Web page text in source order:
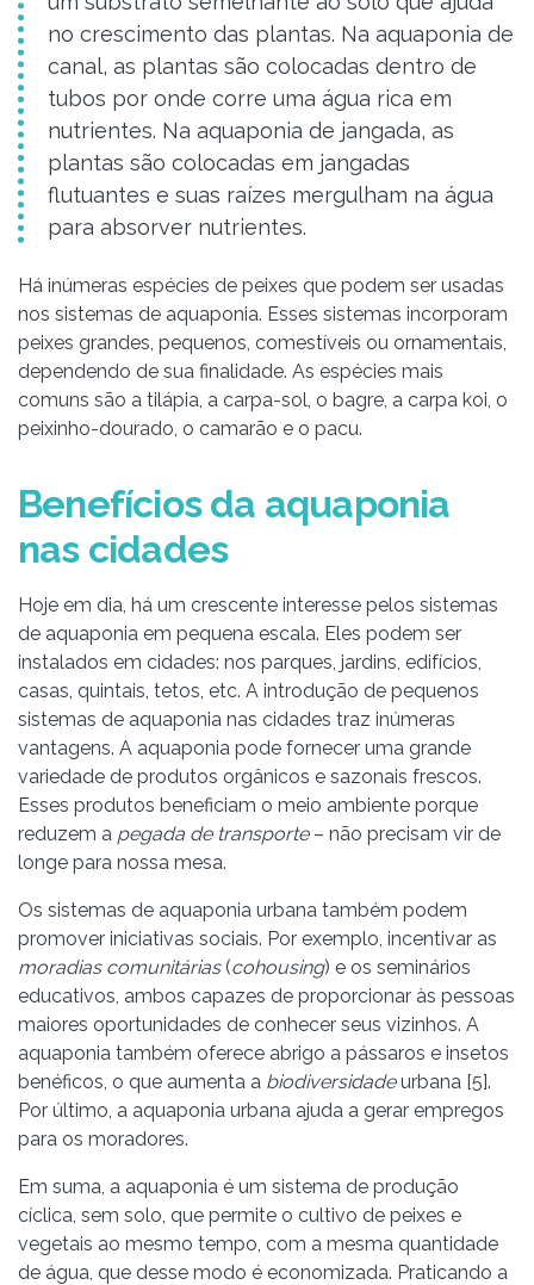
no crescimento das plantas. Na aquaponia de
canal, as plantas são colocadas dentro de
tubos por onde corre uma água rica em
nutrientes. Na aquaponia de jangada, as
plantas são colocadas em jangadas
flutuantes e suas raízes mergulham na água
para absorver nutrientes.
Há inúmeras espécies de peixes que podem ser usadas
nos sistemas de aquaponia. Esses sistemas incorporam
peixes grandes, pequenos, comestíveis ou ornamentais,
dependendo de sua finalidade. As espécies mais
comuns são a tilápia, a carpa-sol, o bagre, a carpa koi, o
peixinho-dourado, o camarão e o pacu.
Benefícios da aquaponia
nas cidades
Hoje em dia, há um crescente interesse pelos sistemas
de aquaponia em pequena escala. Eles podem ser
instalados em cidades: nos parques, jardins, edifícios,
casas, quintais, tetos, etc. A introdução de pequenos
sistemas de aquaponia nas cidades traz inúmeras
vantagens. A aquaponia pode fornecer uma grande
variedade de produtos orgânicos e sazonais frescos.
Esses produtos beneficiam o meio ambiente porque
reduzem a pegada de transporte – não precisam vir de
longe para nossa mesa.
Os sistemas de aquaponia urbana também podem
promover iniciativas sociais. Por exemplo, incentivar as
moradias comunitárias (cohousing) e os seminários
educativos, ambos capazes de proporcionar às pessoas
maiores oportunidades de conhecer seus vizinhos. A
aquaponia também oferece abrigo a pássaros e insetos
benéficos, o que aumenta a biodiversidadeurbana [5].
Por último, a aquaponia urbana ajuda a gerar empregos
para os moradores.
Em suma, a aquaponia é um sistema de produção
cíclica, sem solo, que permite o cultivo de peixes e
vegetais ao mesmo tempo, com a mesma quantidade
de água, que desse modo é economizada. Praticando a